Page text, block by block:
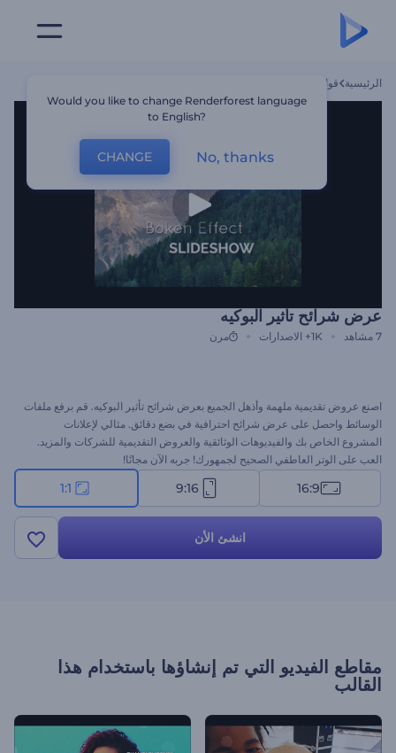
الرئيسية قوالب
عرض شرائح تأثير البوكيه
7 مشاهد 1K+ الاصدارات مرن
اصنع عروض تقديمية ملهمة وأذهل الجميع بعرض شرائح تأثير البوكيه. قم برفع ملفات
الوسائط واحصل على عرض شرائح احترافية في بضع دقائق. مثالي لإعلانات
المشروع الخاص بك والفيديوهات الوثائقية والعروض التقديمية للشركات والمزيد.
العب على الوتر العاطفي الصحيح لجمهورك! جربه الآن مجانًا!
16:9
9:16
1:1
انشئ الأن
مقاطع الفيديو التي تم إنشاؤها باستخدام هذا
القالب
Would you like to change Renderforest language
to English?
CHANGE No, thanks